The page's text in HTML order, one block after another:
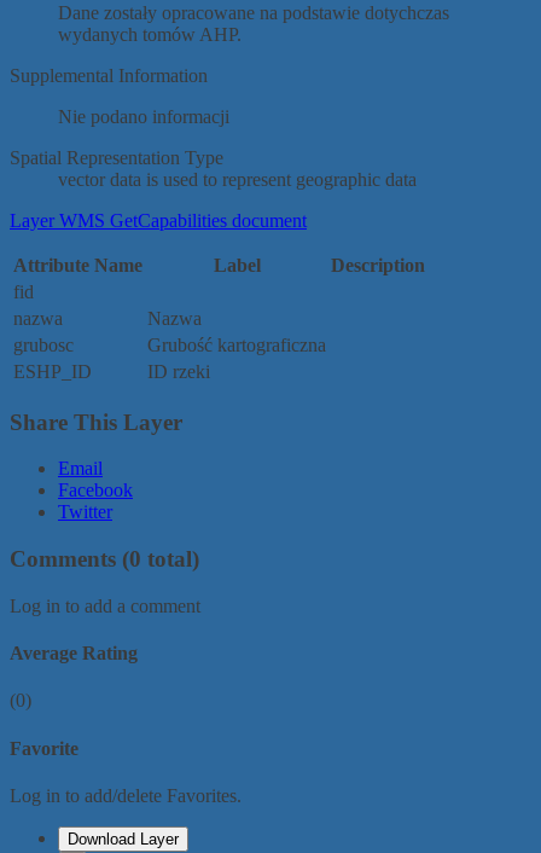
Dane zostały opracowane na podstawie dotychczas
wydanych tomów AHP.
Supplemental Information
Nie podano informacji
Spatial Representation Type
vector data is used to represent geographic data
Layer WMS GetCapabilities document
Attribute Name Label
Description
fid
nazwa
Nazwa
grubosc
Grubość kartograficzna
ESHP_ID
ID rzeki
Share This Layer
Email
Facebook
Twitter
Comments (0 total)
Log in to add a comment
Average Rating
(0)
Favorite
Log in to add/delete Favorites.
Download Layer